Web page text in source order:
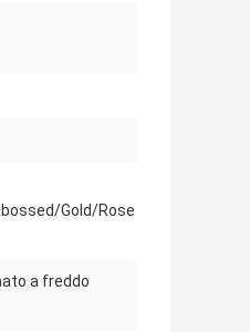
Gold/Rose
a freddo